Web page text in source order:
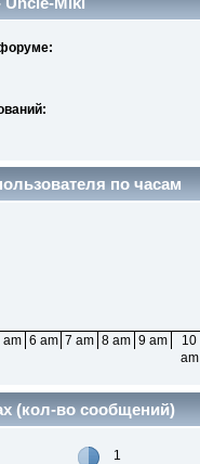
по часам
am 6 am 7 am 8 am 9 am
10
am
(кол-во сообщений)
1